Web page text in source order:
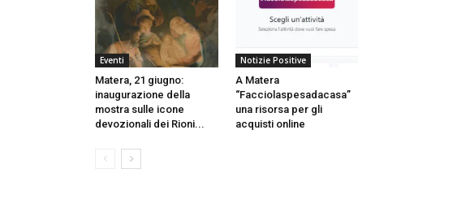
Eventi
Matera, 21 giugno:
inaugurazione della
mostra sulle icone
devozionali dei Rioni...
Notizie Positive
A Matera
“Facciolaspesadacasa”
una risorsa per gli
acquisti online